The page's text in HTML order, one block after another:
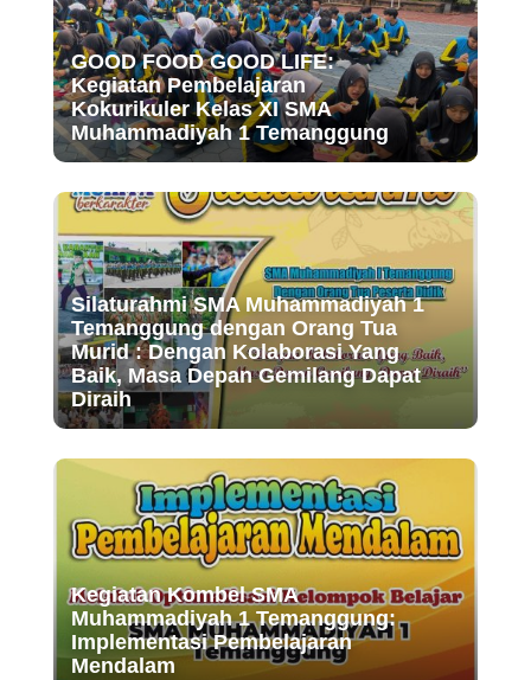
GOOD FOOD GOOD LIFE:
Kegiatan Pembelajaran
Kokurikuler Kelas XI SMA
Muhammadiyah 1 Temanggung
Silaturahmi SMA Muhammadiyah 1
Temanggung dengan Orang Tua
Murid : Dengan Kolaborasi Yang
Baik, Masa Depan Gemilang Dapat
Diraih
Kegiatan Kombel SMA
Muhammadiyah 1 Temanggung:
Implementasi Pembelajaran
Mendalam